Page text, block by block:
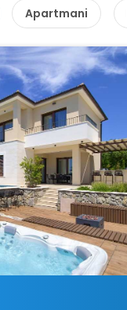
Apartmani